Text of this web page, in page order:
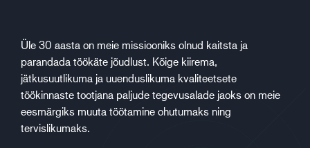
Üle 30 aasta on meie missiooniks olnud kaitsta ja
parandada töökäte jõudlust. Kõige kiirema,
jätkusuutlikuma ja uuenduslikuma kvaliteetsete
töökinnaste tootjana paljude tegevusalade jaoks on meie
eesmärgiks muuta töötamine ohutumaks ning
tervislikumaks.